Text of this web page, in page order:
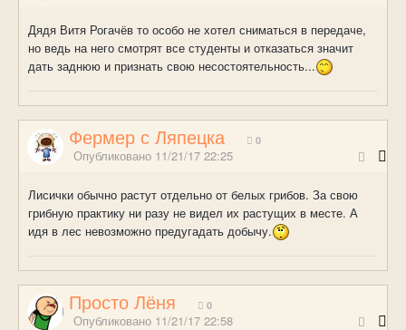
Дядя Витя Рогачёв то особо не хотел сниматься в передаче,
но ведь на него смотрят все студенты и отказаться значит
дать заднюю и признать свою несостоятельность...
Фермер с Ляпецка 0
Опубликовано 11/21/17 22:25
Лисички обычно растут отдельно от белых грибов. За свою
грибную практику ни разу не видел их растущих в месте. А
идя в лес невозможно предугадать добычу.
Просто Лёня 0
Опубликовано 11/21/17 22:58